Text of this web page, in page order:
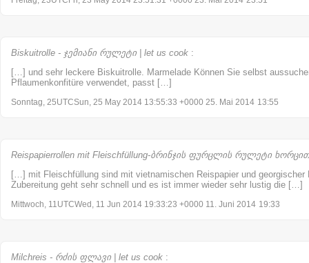
Biskuitrolle - ჯემიანი რულეტი | let us cook :
[…] und sehr leckere Biskuitrolle. Marmelade Können Sie selbst
Pflaumenkonfitüre verwendet, passt […]
Sonntag, 25UTCSun, 25 May 2014 13:55:33 +0000 25. Mai 2014 13:55
Reispapierrollen mit Fleischfüllung-ბრინჯის ფურცლის რულეტი
[…] mit Fleischfüllung sind mit vietnamischen Reispapier und georgischer
Zubereitung geht sehr schnell und es ist immer wieder sehr lustig die […]
Mittwoch, 11UTCWed, 11 Jun 2014 19:33:23 +0000 11. Juni 2014 19:33
Milchreis - რძის ფლავი | let us cook :